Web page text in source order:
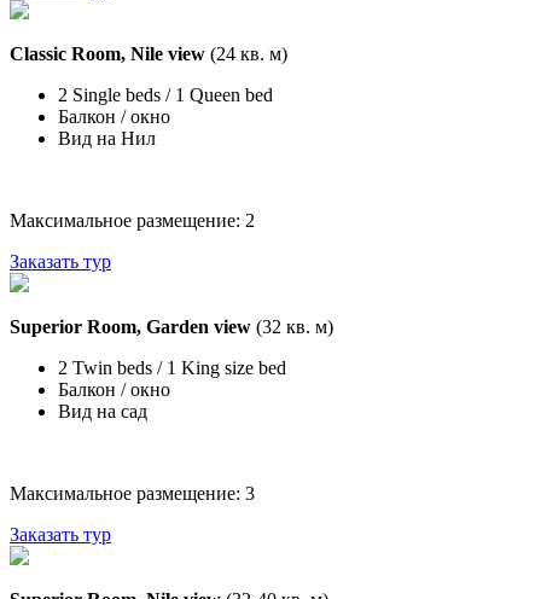
Classic Room, Nile view (24 кв. м)
2 Single beds / 1 Queen bed
Балкон / окно
Вид на Нил
Максимальное размещение: 2
Заказать тур
Superior Room, Garden view (32 кв. м)
2 Twin beds / 1 King size bed
Балкон / окно
Вид на сад
Максимальное размещение: 3
Заказать тур